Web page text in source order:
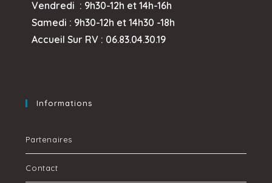
Vendredi : 9h30-12h et 14h-16h
Samedi : 9h30-12h et 14h30 -18h
Accueil Sur RV : 06.83.04.30.19
Informations
Partenaires
Contact